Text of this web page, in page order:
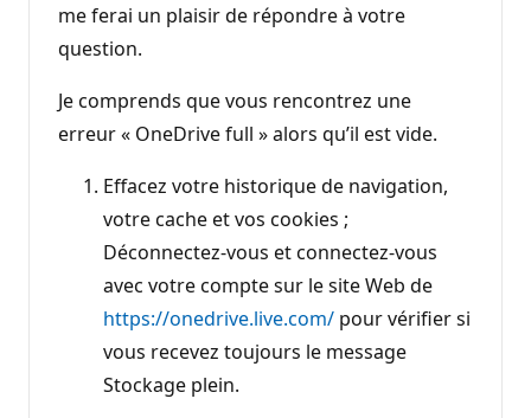
me ferai un plaisir de répondre à votre
question.
Je comprends que vous rencontrez une
erreur « OneDrive full » alors qu’il est vide.
Effacez votre historique de navigation,
votre cache et vos cookies ;
Déconnectez-vous et connectez-vous
avec votre compte sur le site Web de
https://onedrive.live.com/ pour vérifier si
vous recevez toujours le message
Stockage plein.